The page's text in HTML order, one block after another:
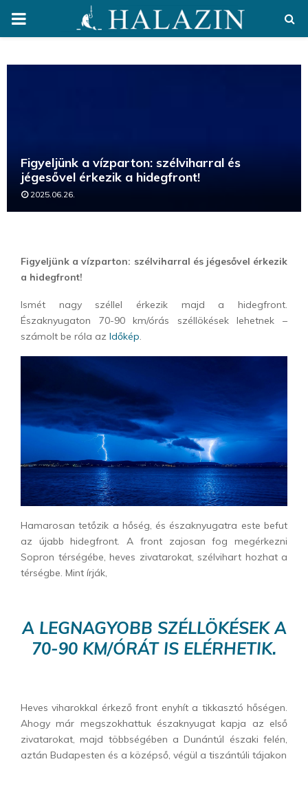
PRIMARY
Figyeljünk a vízparton: szélviharral és
jégesővel érkezik a hidegfront!
2025.06.26.
Figyeljünk a vízparton: szélviharral és jégesővel érkezik
a hidegfront!
Ismét nagy széllel érkezik majd a hidegfront.
Északnyugaton 70-90 km/órás széllökések lehetnek –
számolt be róla az Időkép.
Hamarosan tetőzik a hőség, és északnyugatra este befut
az újabb hidegfront. A front zajosan fog megérkezni
Sopron térségébe, heves zivatarokat, szélvihart hozhat a
térségbe. Mint írják,
A LEGNAGYOBB SZÉLLÖKÉSEK A
70-90 KM/ÓRÁT IS ELÉRHETIK.
Heves viharokkal érkező front enyhít a tikkasztó hőségen.
Ahogy már megszokhattuk északnyugat kapja az első
zivatarokat, majd többségében a Dunántúl északi felén,
aztán Budapesten és a középső, végül a tiszántúli tájakon